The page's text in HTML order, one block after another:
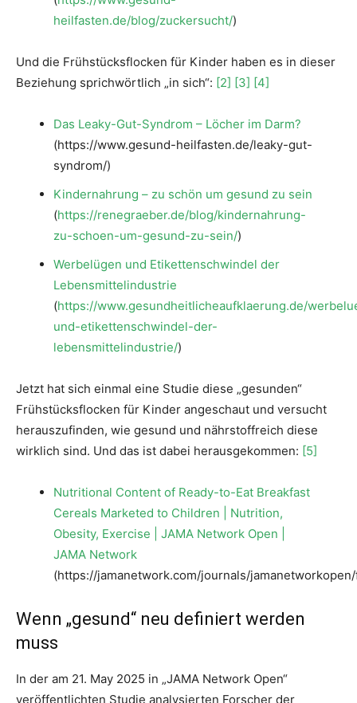
heilfasten.de/blog/zuckersucht/)
Und die Frühstücksflocken für Kinder haben es in dieser
Beziehung sprichwörtlich „in sich“: [2] [3] [4]
Das Leaky-Gut-Syndrom – Löcher im Darm?
(https://www.gesund-heilfasten.de/leaky-gut-
syndrom/)
Kindernahrung – zu schön um gesund zu sein
(https://renegraeber.de/blog/kindernahrung-
zu-schoen-um-gesund-zu-sein/)
Werbelügen und Etikettenschwindel der
Lebensmittelindustrie
(https://www.gesundheitlicheaufklaerung.de/
und-etikettenschwindel-der-
lebensmittelindustrie/)
Jetzt hat sich einmal eine Studie diese „gesunden“
Frühstücksflocken für Kinder angeschaut und versucht
herauszufinden, wie gesund und nährstoffreich diese
wirklich sind. Und das ist dabei herausgekommen: [5]
Nutritional Content of Ready-to-Eat Breakfast
Cereals Marketed to Children | Nutrition,
Obesity, Exercise | JAMA Network Open |
JAMA Network
(https://jamanetwork.com/journals/
Wenn „gesund“ neu definiert werden
muss
In der am 21. May 2025 in „JAMA Network Open“
veröffentlichten Studie analysierten Forscher der